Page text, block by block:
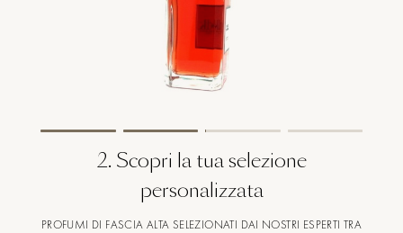
2. Scopri la tua selezione
personalizzata
PROFUMI DI FASCIA ALTA SELEZIONATI DAI NOSTRI ESPERTI TRA